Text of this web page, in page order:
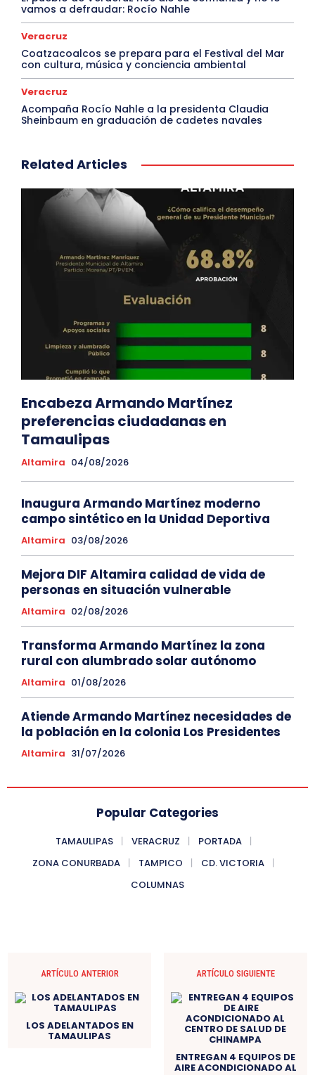
vamos a defraudar: Rocío Nahle
Veracruz
Coatzacoalcos se prepara para el Festival del Mar
con cultura, música y conciencia ambiental
Veracruz
Acompaña Rocío Nahle a la presidenta Claudia
Sheinbaum en graduación de cadetes navales
Related Articles
Encabeza Armando Martínez
preferencias ciudadanas en
Tamaulipas
Altamira 04/08/2026
Inaugura Armando Martínez moderno
campo sintético en la Unidad Deportiva
Altamira 03/08/2026
Mejora DIF Altamira calidad de vida de
personas en situación vulnerable
Altamira 02/08/2026
Transforma Armando Martínez la zona
rural con alumbrado solar autónomo
Altamira 01/08/2026
Atiende Armando Martínez necesidades de
la población en la colonia Los Presidentes
Altamira 31/07/2026
Popular Categories
TAMAULIPAS VERACRUZ
PORTADA
ZONA CONURBADA
TAMPICO
CD. VICTORIA
COLUMNAS
ARTÍCULO ANTERIOR
LOS ADELANTADOS EN
TAMAULIPAS
ARTÍCULO SIGUIENTE
ENTREGAN 4 EQUIPOS DE
AIRE ACONDICIONADO AL